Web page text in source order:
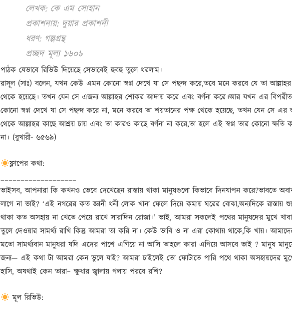
লেখক: কে এম সোহান
প্রকাশনায়: দুয়ার প্রকাশনী
ধরণ: গল্পগ্ৰন্থ
প্রচ্ছদ মূল্য ১৬০৳
পাঠক যেভাবে রিভিউ দিয়েছে সেভাবেই হুবহু তুলে ধরলাম।
রাসূল (সাঃ) বলেন, যখন কেউ এমন কোনো স্বপ্ন দেখে যা সে পছন্দ করে,তবে মনে করবে যে তা
থেকে হয়েছে। তখন যেন সে এজন্য আল্লাহর শোকর আদায় করে এবং বর্ণনা করে।আর যখন এর বিপরীত
কোনো স্বপ্ন দেখে যা সে পছন্দ করে না, মনে করবে তা শয়তানের পক্ষ থেকে হয়েছে, তখন যেন সে এর
থেকে আল্লাহর কাছে আশ্রয় চায় এবং তা কারও কাছে বর্ণনা না করে,তা হলে এই স্বপ্ন তার কোনো ক্ষতি
না। (বুখারী- ৬৫৬৯)
ফ্লাপের কথা:
ভাইসব, আপনারা কি কখনও ভেবে দেখেছেন রাস্তায় থাকা মানুষগুলো কিভাবে দিনযাপন করে?ভাবতে
লাগে না ভাই? ‘এই নগরের কত জ্ঞানী ধনী লোক খানা ফেলে দিয়ে কমায় ঘরের বোঝা,অন্যদিকে রাস্তায়
থাকা কত অসহায় না খেতে পেয়ে রাখে সারাদিন রোজা।’ ভাই, আমরা সকলেই পথের মানুষদের মুখে
তুলে দেওয়ার সামর্থ্য রাখি কিন্তু আমরা তা করি না। কেউ ভাবি ও না এরা কোথায় থাকে,কি খায়।
মতো সামর্থ্যবান মানুষরা যদি এদের পাশে এগিয়ে না আসি তাহলে কারা এগিয়ে আসবে ভাই ? মানুষ
জন্য— এই কথা টা আমরা কেন ভুলে যাই? আমরা চাইলেই তো ফোটাতে পারি পথে থাকা অসহায়দের
হাসি, অযথাই কেন তারা– ক্ষুধার জ্বালায় গলায় পরবে রশি?
মূল রিভিউ: